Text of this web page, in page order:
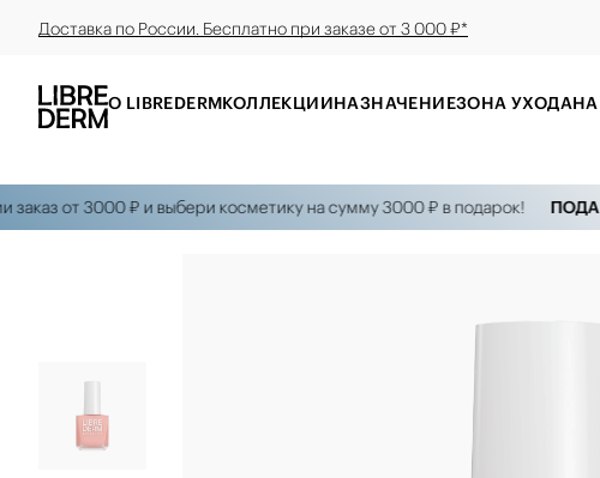
Доставка по России. Бесплатно при заказе от 3 000 ₽*
О LIBREDERMКОЛЛЕКЦИИНАЗНАЧЕНИЕЗОНА УХОДА
от 3000 ₽ и выбери косметику на сумму 3000 ₽ в подарок!